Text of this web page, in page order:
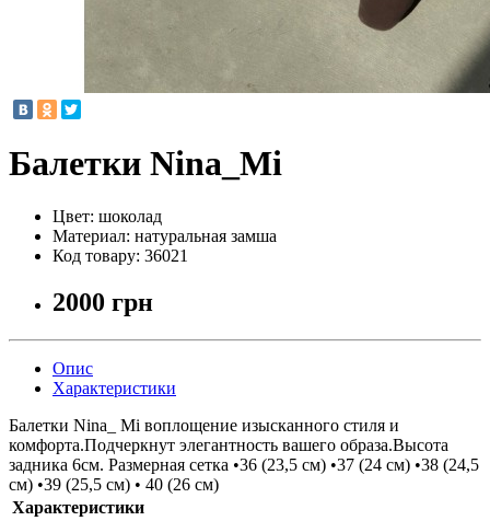
Балетки Nina_Mi
Цвет: шоколад
Материал: натуральная замша
Код товару: 36021
2000 грн
Опис
Характеристики
Балетки Nina_ Mi воплощение изысканного стиля и
комфорта.Подчеркнут элегантность вашего образа.Высота
задника 6см. Размерная сетка •36 (23,5 см) •37 (24 см) •38 (24,5
см) •39 (25,5 см) • 40 (26 см)
Характеристики